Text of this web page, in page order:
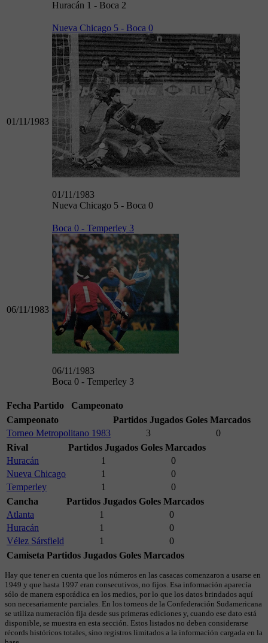
Huracán 1 - Boca 2
01/11/1983
Nueva Chicago 5 - Boca 0
01/11/1983
Nueva Chicago 5 - Boca 0
06/11/1983
Boca 0 - Temperley 3
06/11/1983
Boca 0 - Temperley 3
Fecha Partido
Campeonato
Campeonato
Partidos Jugados Goles Marcados
Torneo Metropolitano 1983
3
0
Rival
Partidos Jugados Goles Marcados
Huracán
1
0
Nueva Chicago
1
0
Temperley
1
0
Cancha
Partidos Jugados Goles Marcados
Atlanta
1
0
Huracán
1
0
Vélez Sársfield
1
0
Camiseta Partidos Jugados Goles Marcados
Hay que tener en cuenta que los números en las casacas comenzaron a usarse en
1949 y que hasta 1997 eran consecutivos, no fijos. Esa información aparecía
sólo de manera esporádica en los medios, por lo que los datos brindados aquí
son necesariamente parciales. En los torneos de la Confederación Sudamericana
se utiliza numeración fija desde sus primeras ediciones y, cuando ese dato está
disponible, se muestra en esta sección. Estos listados no deben considerarse
récords históricos totales, sino registros limitados a la información cargada en la